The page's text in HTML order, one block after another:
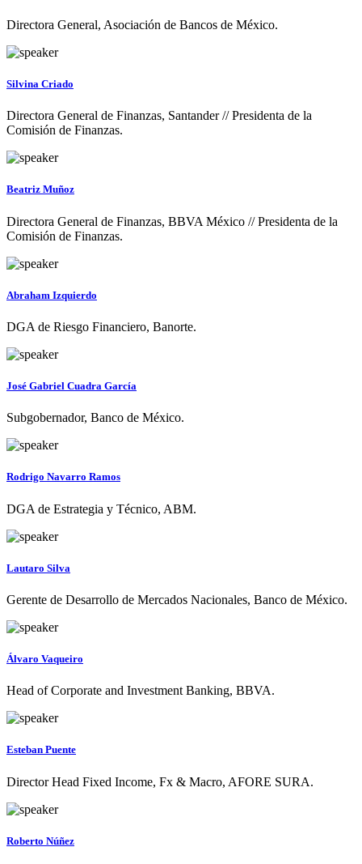
Directora General, Asociación de Bancos de México.
Silvina Criado
Directora General de Finanzas, Santander // Presidenta de la
Comisión de Finanzas.
Beatriz Muñoz
Directora General de Finanzas, BBVA México // Presidenta de la
Comisión de Finanzas.
Abraham Izquierdo
DGA de Riesgo Financiero, Banorte.
José Gabriel Cuadra García
Subgobernador, Banco de México.
Rodrigo Navarro Ramos
DGA de Estrategia y Técnico, ABM.
Lautaro Silva
Gerente de Desarrollo de Mercados Nacionales, Banco de México.
Álvaro Vaqueiro
Head of Corporate and Investment Banking, BBVA.
Esteban Puente
Director Head Fixed Income, Fx & Macro, AFORE SURA.
Roberto Núñez